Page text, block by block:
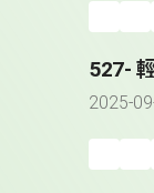
527-
2025-